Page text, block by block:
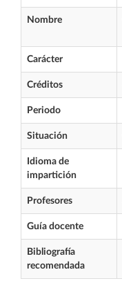
Nombre
Carácter
Créditos
Periodo
Situación
Idioma de
impartición
Profesores
Guía docente
Bibliografía
recomendada